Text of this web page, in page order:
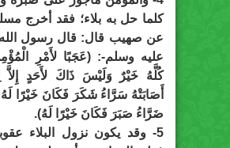
كلما حل به بلاء؛ فقد أخرج
عن صهيب قال: قال رسول
عليه وسلم-: (عَجَبًا لأَمْرِ
كُلَّهُ خَيْرٌ وَلَيْسَ ذَاكَ لأَحَدٍ إِلاَّ
أَصَابَتْهُ سَرَّاءُ شَكَرَ فَكَانَ خَيْرًا لَهُ
ضَرَّاءُ صَبَرَ فَكَانَ خَيْرًا لَهُ).
5- وقد يكون نزول البلاء